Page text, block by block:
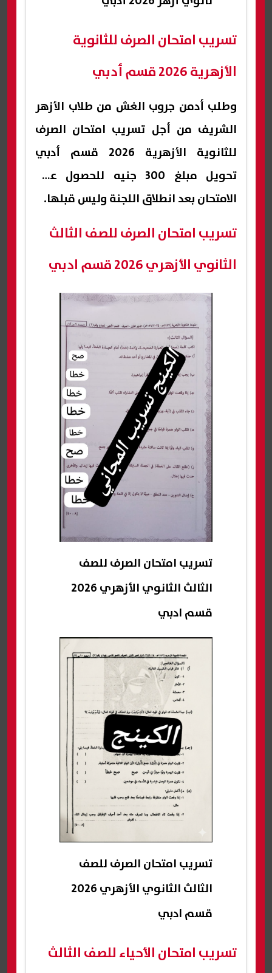
تسريب امتحان الصرف للثانوية
الأزهرية 2026 قسم أدبي
وطلب أدمن جروب الغش من طلاب الأزهر
الشريف من أجل تسريب امتحان الصرف
للثانوية الأزهرية 2026 قسم أدبي
تحويل مبلغ 300 جنيه للحصول على
الامتحان بعد انطلاق اللجنة وليس قبلها.
تسريب امتحان الصرف للصف الثالث
الثانوي الأزهري 2026 قسم ادبي
تسريب امتحان الصرف للصف
الثالث الثانوي الأزهري 2026
قسم ادبي
تسريب امتحان الصرف للصف
الثالث الثانوي الأزهري 2026
قسم ادبي
تسريب امتحان الأحياء للصف الثالث